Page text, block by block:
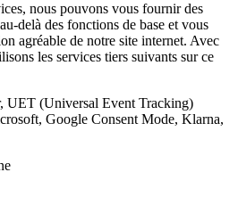
nous pouvons vous fournir des
delà des fonctions de base et vous
agréable de notre site internet. Avec
les services tiers suivants sur ce
UET (Universal Event Tracking)
Google Consent Mode, Klarna,